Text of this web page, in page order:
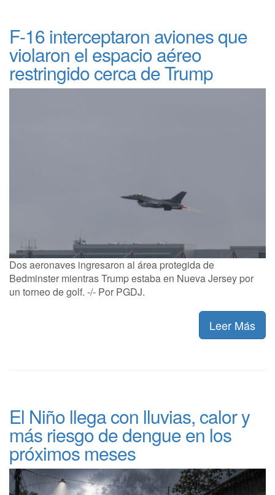
F-16 interceptaron aviones que
violaron el espacio aéreo
restringido cerca de Trump
Dos aeronaves ingresaron al área protegida de
Bedminster mientras Trump estaba en Nueva Jersey por
un torneo de golf. -/- Por PGDJ.
Leer Más
El Niño llega con lluvias, calor y
más riesgo de dengue en los
próximos meses